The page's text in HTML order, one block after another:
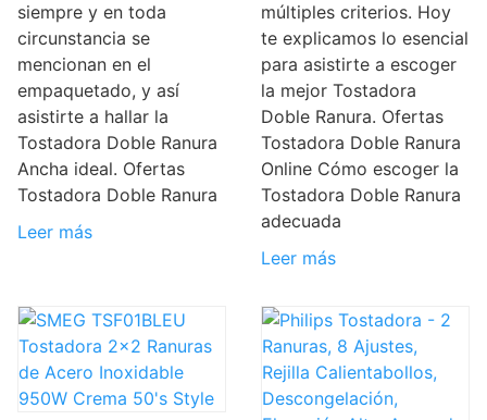
siempre y en toda
circunstancia se
mencionan en el
empaquetado, y así
asistirte a hallar la
Tostadora Doble Ranura
Ancha ideal. Ofertas
Tostadora Doble Ranura
Leer más
múltiples criterios. Hoy
te explicamos lo esencial
para asistirte a escoger
la mejor Tostadora
Doble Ranura. Ofertas
Tostadora Doble Ranura
Online Cómo escoger la
Tostadora Doble Ranura
adecuada
Leer más